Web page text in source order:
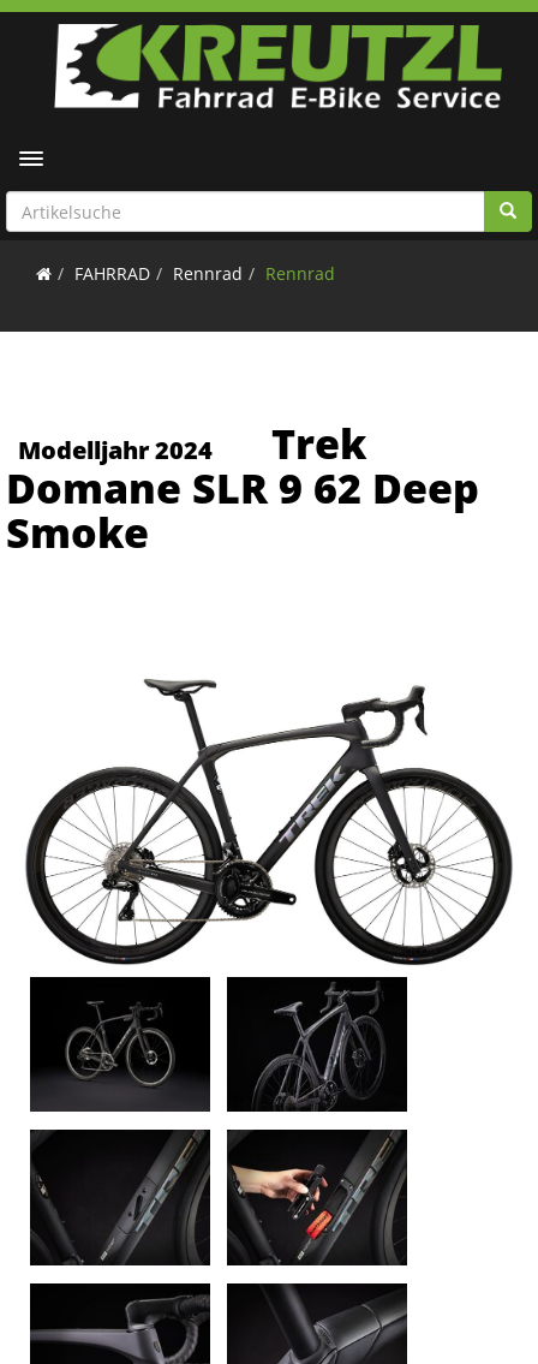
Toggle navigation
FAHRRAD Rennrad Rennrad
Modelljahr 2024
Trek
Domane SLR 9 62 Deep
Smoke